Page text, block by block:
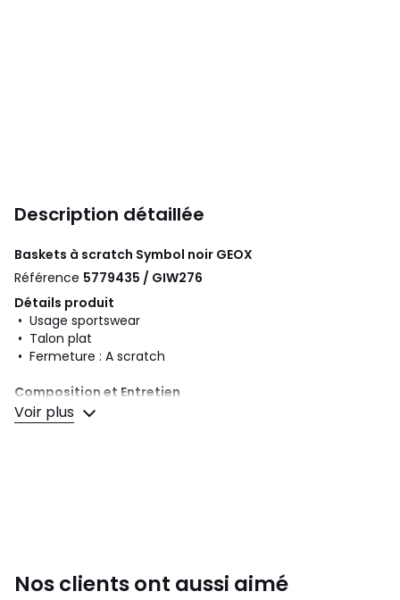
Description détaillée
Baskets à scratch Symbol noir GEOX
Référence 5779435 / GIW276
Détails produit
• Usage sportswear
• Talon plat
• Fermeture : A scratch
Composition et Entretien
• Dessus/Tige : 95% cuir, 5% textile
• Doublure : 65% polyester, 35% autres matériaux
Voir plus
Nos clients ont aussi aimé